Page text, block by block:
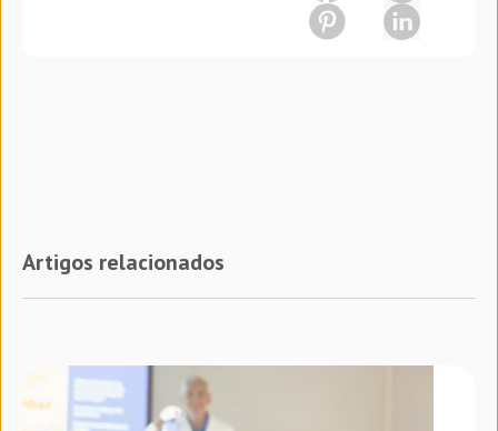
Artigos relacionados